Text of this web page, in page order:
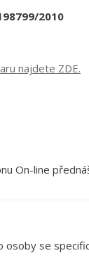
2010
najdete ZDE.
On-line
osoby se